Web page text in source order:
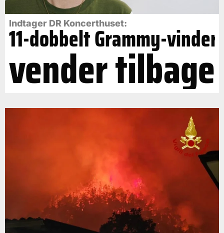
Indtager DR Koncerthuset:
11-dobbelt Grammy-vinder
vender tilbage